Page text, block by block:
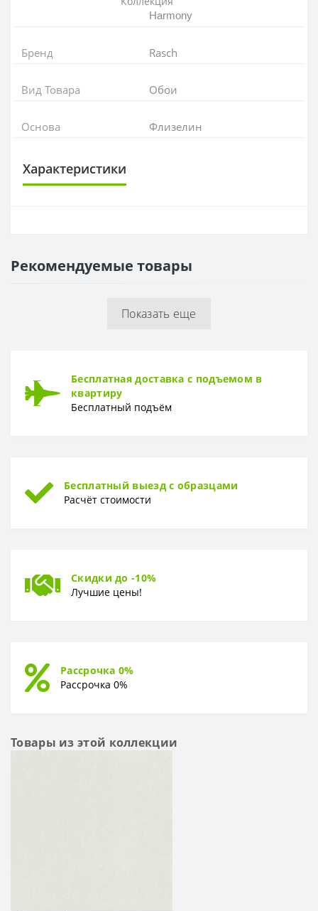
Harmony
Бренд Rasch
Вид Товара Обои
Основа Флизелин
Характеристики
РАППОРТ
Тип Винил-компакт
Рекомендуемые товары
Показать еще
Бесплатная доставка с подъемом в
квартиру
Бесплатный подъём
Бесплатный выезд с образцами
Расчёт стоимости
Скидки до -10%
Лучшие цены!
Рассрочка 0%
Рассрочка 0%
Товары из этой коллекции